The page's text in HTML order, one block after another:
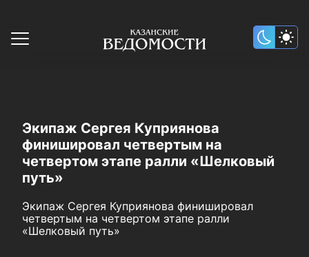
Экипаж Сергея Куприянова
финишировал четвертым на
четвертом этапе ралли «Шелковый
путь»
Экипаж Сергея Куприянова финишировал
четвертым на четвертом этапе ралли
«Шелковый путь»